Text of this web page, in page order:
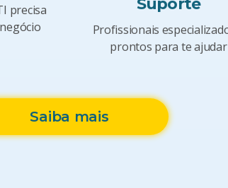
precisa
Profissionais
prontos para te ajudar
Saiba mais